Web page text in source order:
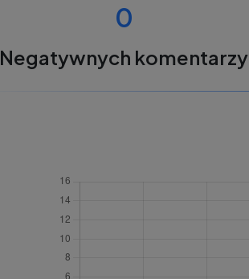
0
Negatywnych komentarzy